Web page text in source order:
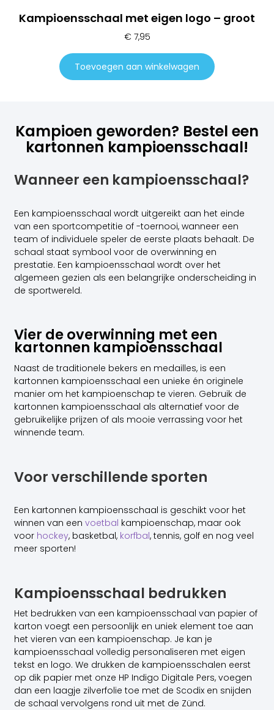
Kampioensschaal met eigen logo – groot
€ 7,95
Toevoegen aan winkelwagen
Kampioen geworden? Bestel een
kartonnen kampioensschaal!
Wanneer een kampioensschaal?
Een kampioensschaal wordt uitgereikt aan het einde
van een sportcompetitie of -toernooi, wanneer een
team of individuele speler de eerste plaats behaalt. De
schaal staat symbool voor de overwinning en
prestatie. Een kampioensschaal wordt over het
algemeen gezien als een belangrijke onderscheiding in
de sportwereld.
Vier de overwinning met een
kartonnen kampioensschaal
Naast de traditionele bekers en medailles, is een
kartonnen kampioensschaal een unieke én originele
manier om het kampioenschap te vieren. Gebruik de
kartonnen kampioensschaal als alternatief voor de
gebruikelijke prijzen of als mooie verrassing voor het
winnende team.
Voor verschillende sporten
Een kartonnen kampioensschaal is geschikt voor het
winnen van eenvoetbal kampioenschap, maar ook
voor hockey, basketbal, korfbal, tennis, golf en nog veel
meer sporten!
Kampioensschaal bedrukken
Het bedrukken van een kampioensschaal van papier of
karton voegt een persoonlijk en uniek element toe aan
het vieren van een kampioenschap. Je kan je
kampioensschaal volledig personaliseren met eigen
tekst en logo. We drukken de kampioensschalen eerst
op dik papier met onze HP Indigo Digitale Pers, voegen
dan een laagje zilverfolie toe met de Scodix en snijden
de schaal vervolgens rond uit met de Zünd.